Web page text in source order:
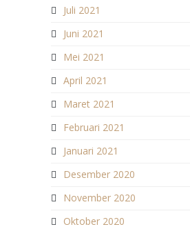
Juli 2021
Juni 2021
Mei 2021
April 2021
Maret 2021
Februari 2021
Januari 2021
Desember 2020
November 2020
Oktober 2020